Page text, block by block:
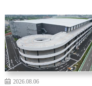
2026.08.06